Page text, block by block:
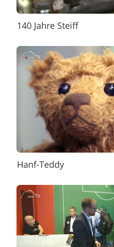
140 Jahre Steiff
Hanf-Teddy